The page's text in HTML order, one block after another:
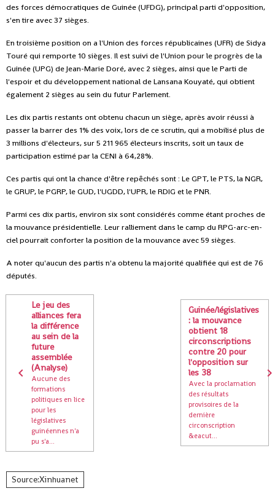
des forces démocratiques de Guinée (UFDG), principal parti d'opposition,
s'en tire avec 37 sièges.
En troisième position on a l'Union des forces républicaines (UFR) de Sidya
Touré qui remporte 10 sièges. Il est suivi de l'Union pour le progrès de la
Guinée (UPG) de Jean-Marie Doré, avec 2 sièges, ainsi que le Parti de
l'espoir et du développement national de Lansana Kouyaté, qui obtient
également 2 sièges au sein du futur Parlement.
Les dix partis restants ont obtenu chacun un siège, après avoir réussi à
passer la barrer des 1% des voix, lors de ce scrutin, qui a mobilisé plus de
3 millions d'électeurs, sur 5 211 965 électeurs inscrits, soit un taux de
participation estimé par la CENI à 64,28%.
Ces partis qui ont la chance d'être repêchés sont : Le GPT, le PTS, la NGR,
le GRUP, le PGRP, le GUD, l'UGDD, l'UPR, le RDIG et le PNR.
Parmi ces dix partis, environ six sont considérés comme étant proches de
la mouvance présidentielle. Leur ralliement dans le camp du RPG-arc-en-
ciel pourrait conforter la position de la mouvance avec 59 sièges.
A noter qu'aucun des partis n'a obtenu la majorité qualifiée qui est de 76
députés.
Le jeu des
alliances fera
la différence
au sein de la
future
assemblée
(Analyse)
Aucune des
formations
politiques en lice
pour les
législatives
guinéennes n'a
pu s'a...
Guinée/législatives
: la mouvance
obtient 18
circonscriptions
contre 20 pour
l'opposition sur
les 38
Avec la proclamation
des résultats
provisoires de la
dernière
circonscription
&eacut...
Source:Xinhuanet